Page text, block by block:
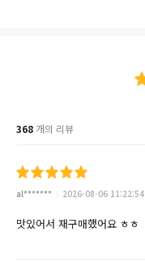
368개의 리뷰
al******* 2026-08-06 11:22:54
맛있어서 재구매했어요 ㅎㅎ